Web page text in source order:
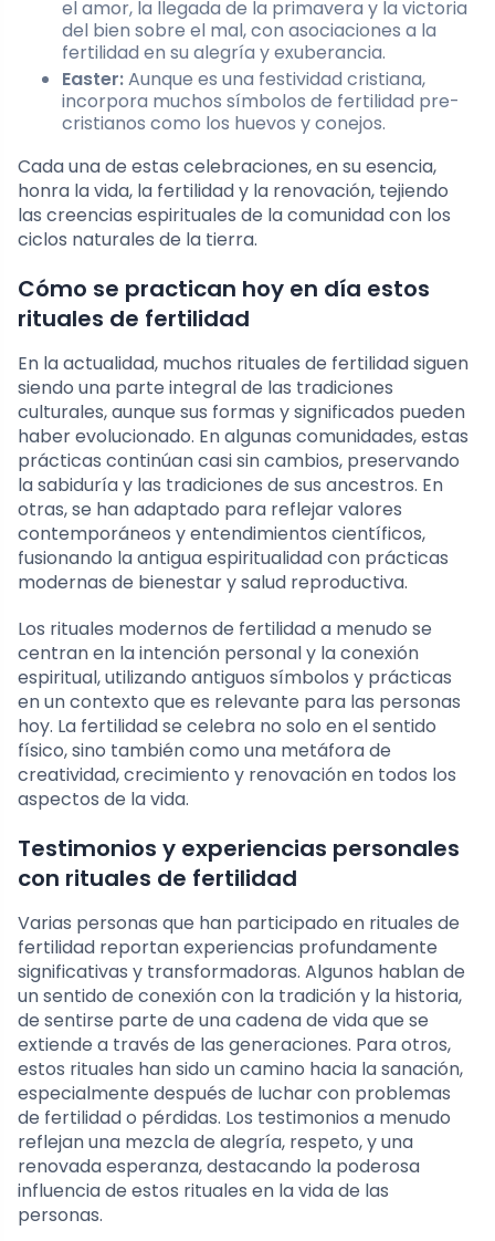
el amor, la llegada de la primavera y la victoria
del bien sobre el mal, con asociaciones a la
fertilidad en su alegría y exuberancia.
Easter:Aunque es una festividad cristiana,
incorpora muchos símbolos de fertilidad pre-
cristianos como los huevos y conejos.
Cada una de estas celebraciones, en su esencia,
honra la vida, la fertilidad y la renovación, tejiendo
las creencias espirituales de la comunidad con los
ciclos naturales de la tierra.
Cómo se practican hoy en día estos
rituales de fertilidad
En la actualidad, muchos rituales de fertilidad siguen
siendo una parte integral de las tradiciones
culturales, aunque sus formas y significados pueden
haber evolucionado. En algunas comunidades, estas
prácticas continúan casi sin cambios, preservando
la sabiduría y las tradiciones de sus ancestros. En
otras, se han adaptado para reflejar valores
contemporáneos y entendimientos científicos,
fusionando la antigua espiritualidad con prácticas
modernas de bienestar y salud reproductiva.
Los rituales modernos de fertilidad a menudo se
centran en la intención personal y la conexión
espiritual, utilizando antiguos símbolos y prácticas
en un contexto que es relevante para las personas
hoy. La fertilidad se celebra no solo en el sentido
físico, sino también como una metáfora de
creatividad, crecimiento y renovación en todos los
aspectos de la vida.
Testimonios y experiencias personales
con rituales de fertilidad
Varias personas que han participado en rituales de
fertilidad reportan experiencias profundamente
significativas y transformadoras. Algunos hablan de
un sentido de conexión con la tradición y la historia,
de sentirse parte de una cadena de vida que se
extiende a través de las generaciones. Para otros,
estos rituales han sido un camino hacia la sanación,
especialmente después de luchar con problemas
de fertilidad o pérdidas. Los testimonios a menudo
reflejan una mezcla de alegría, respeto, y una
renovada esperanza, destacando la poderosa
influencia de estos rituales en la vida de las
personas.